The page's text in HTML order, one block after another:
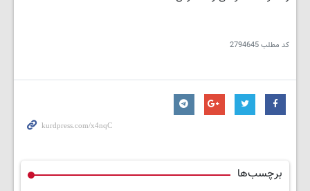
کد مطلب2794645
برچسب‌ها